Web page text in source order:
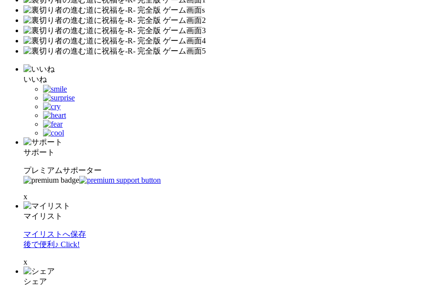
いいね
サポート
プレミアムサポーター
x
マイリスト
マイリストへ保存
後で便利♪ Click!
x
シェア